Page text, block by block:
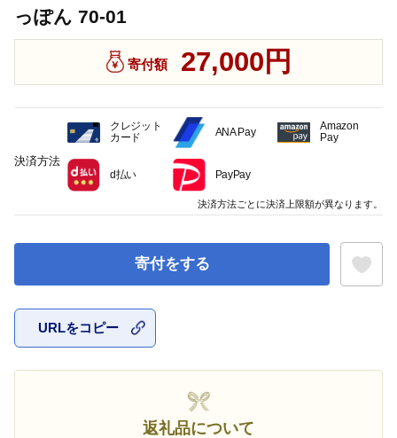
っぽん 70-01
寄付額 27,000円
寄付をする
URLをコピー
返礼品について
決済方法
クレジット
カード
ANA Pay
Amazon
Pay
d払い PayPay
決済方法ごとに決済上限額が異なります。